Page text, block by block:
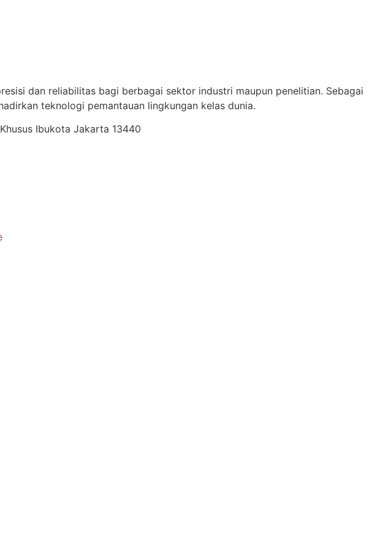
dan reliabilitas bagi berbagai sektor industri maupun penelitian. Sebagai
teknologi pemantauan lingkungan kelas dunia.
Ibukota Jakarta 13440